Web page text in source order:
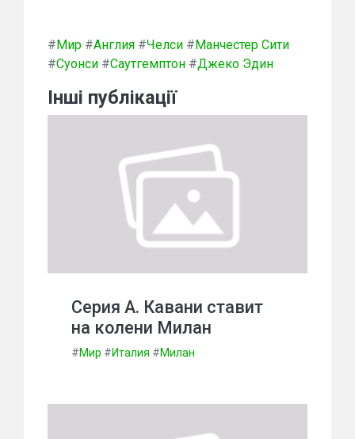
#Мир #Англия #Челси #Манчестер Сити
#Суонси #Саутгемптон #Джеко Эдин
Інші публікації
Серия А. Кавани ставит
на колени Милан
#Мир #Италия #Милан